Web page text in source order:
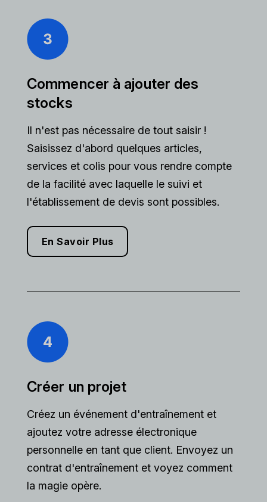
Commencer à ajouter des
stocks
Il n'est pas nécessaire de tout saisir !
Saisissez d'abord quelques articles,
services et colis pour vous rendre compte
de la facilité avec laquelle le suivi et
l'établissement de devis sont possibles.
En Savoir Plus
Créer un projet
Créez un événement d'entraînement et
ajoutez votre adresse électronique
personnelle en tant que client. Envoyez un
contrat d'entraînement et voyez comment
la magie opère.